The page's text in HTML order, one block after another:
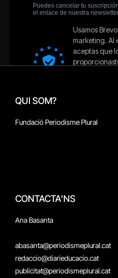
QUI SOM?
Fundació Periodisme Plural
CONTACTA'NS
Ana Basanta
abasanta@periodismeplural.cat
redaccio@diarieducacio.cat
publicitat@periodismeplural.cat